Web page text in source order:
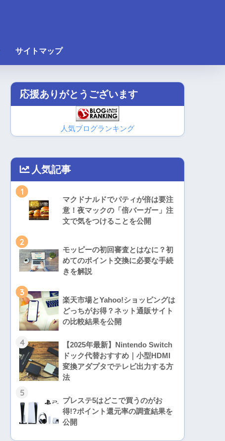
サイトマップ
応援ありがとうございます
人気ブログランキング
人気記事
1
マクドナルドでパティが倍は要注
意！夜マックの「倍バーガー」注
文で気をつけることを公開
2
モッピーの初回審査とはなに？初
めてのポイント交換に必要な手続
きを解説
3
楽天市場とYahoo!ショッピングは
どっちがお得？ネット通販サイト
の比較結果を公開
4
【2025年最新】Nintendo Switch
ドック代替おすすめ｜小型HDMI
変換アダプタでテレビ出力する方
法
5
プレステ5はどこで買うのがお
得!?ポイント還元率の調査結果を
公開